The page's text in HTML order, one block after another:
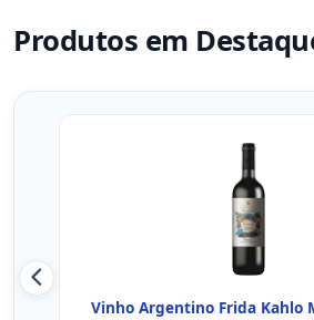
Produtos em
Vinho Argentino Frida Kahlo